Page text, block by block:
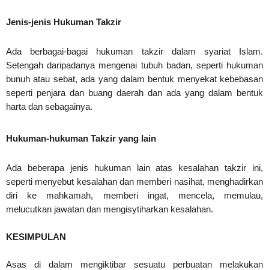
Jenis-jenis Hukuman Takzir
Ada berbagai-bagai hukuman takzir dalam syariat Islam.
Setengah daripadanya mengenai tubuh badan, seperti hukuman
bunuh atau sebat, ada yang dalam bentuk menyekat kebebasan
seperti penjara dan buang daerah dan ada yang dalam bentuk
harta dan sebagainya.
Hukuman-hukuman Takzir yang lain
Ada beberapa jenis hukuman lain atas kesalahan takzir ini,
seperti menyebut kesalahan dan memberi nasihat, menghadirkan
diri ke mahkamah, memberi ingat, mencela, memulau,
melucutkan jawatan dan mengisytiharkan kesalahan.
KESIMPULAN
Asas di dalam mengiktibar sesuatu perbuatan melakukan